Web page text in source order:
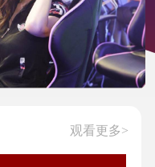
观看更多>